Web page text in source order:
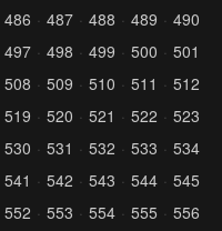
486 487 488 489
490
497 498 499 500
501
508 509 510 511
512
519 520 521 522
523
530 531 532 533
534
541 542 543 544
545
552 553 554 555 556